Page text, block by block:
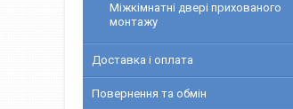
Міжкімнатні двері прихованого
монтажу
Доставка і оплата
Повернення та обмін